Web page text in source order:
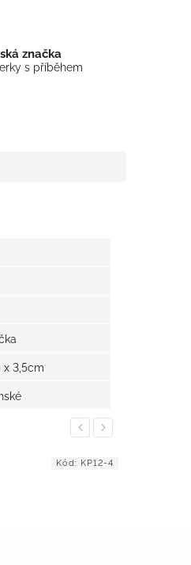
značka
s příběhem
3,5cm
Previous
Kód: KP12-4
Next